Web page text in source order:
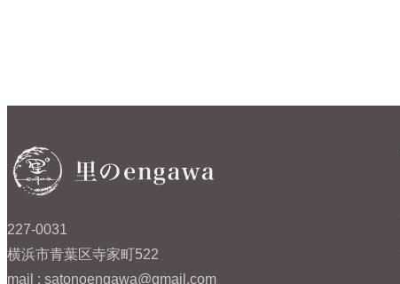
227-0031
横浜市青葉区寺家町522
mail : satonoengawa@gmail.com